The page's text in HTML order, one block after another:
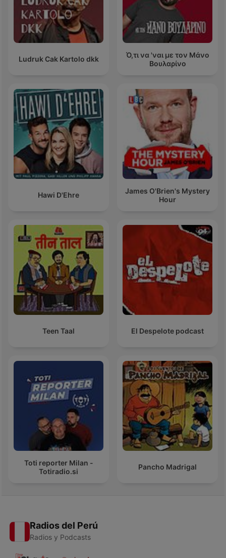
Ludruk Cak Kartolo dkk
Ό,τι να 'ναι με τον Μάνο
Βουλαρίνο
Hawi D'Ehre
James O'Brien's Mystery
Hour
Teen Taal El Despelote podcast
Toti reporter Milan -
Totiradio.si
Pancho Madrigal
Radios del Perú
Radios y Podcasts